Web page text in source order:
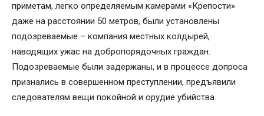
приметам, легко определяемым камерами «Крепости»
даже на расстоянии 50 метров, были установлены
подозреваемые – компания местных колдырей,
наводящих ужас на добропорядочных граждан.
Подозреваемые были задержаны, и в процессе допроса
признались в совершенном преступлении, предъявили
следователям вещи покойной и орудие убийства.